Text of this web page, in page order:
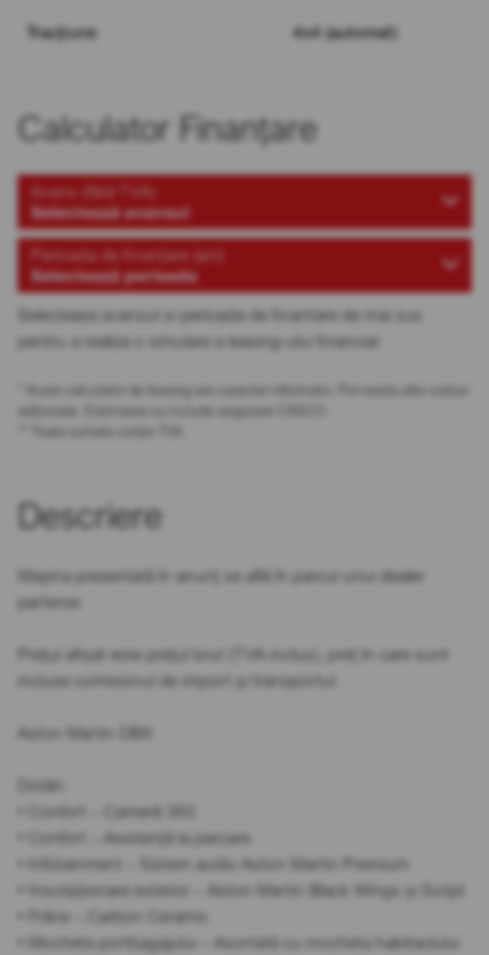
Tracțiune 4x4 (automat)
Calculator Finanțare
Avans (fără TVA)
Selectează avansul
Perioada de finanțare (ani)
Selectează perioada
Selecteaza avansul si perioada de finantare de mai sus
pentru a realiza o simulare a leasing-ului financiar.
* Acest calculator de leasing are caracter informativ. Pot exista alte costuri
adiționale. Estimarea nu include asigurare CASCO.
** Toate sumele conțin TVA.
Descriere
Mașina prezentată în anunț se află în parcul unui dealer
partener.
Prețul afișat este prețul brut (TVA inclus), preț în care sunt
incluse comisionul de import și transportul.
Aston Martin DBX
Dotări:
• Confort – Cameră 360
• Confort – Asistență la parcare
• Infotainment – Sistem audio Aston Martin Premium
• Inscripționare exterior – Aston Martin Black Wings și Script
• Frâne – Carbon Ceramic
• Mocheta portbagajului – Asortată cu mocheta habitaclului